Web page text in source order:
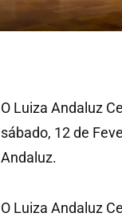
O Luiza Andaluz
sábado, 12 de
Andaluz.
O Luiza Andaluz